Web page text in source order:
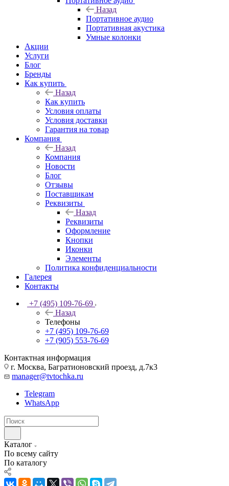
Назад
Портативное аудио
Портативная акустика
Умные колонки
Акции
Услуги
Блог
Бренды
Как купить
Назад
Как купить
Условия оплаты
Условия доставки
Гарантия на товар
Компания
Назад
Компания
Новости
Блог
Отзывы
Поставщикам
Реквизиты
Назад
Реквизиты
Оформление
Кнопки
Иконки
Элементы
Политика конфиденциальности
Галерея
Контакты
+7 (495) 109-76-69
Назад
Телефоны
+7 (495) 109-76-69
+7 (905) 553-76-69
Контактная информация
г. Москва, Багратионовский проезд, д.7к3
manager@tvtochka.ru
Telegram
WhatsApp
Каталог
По всему сайту
По каталогу